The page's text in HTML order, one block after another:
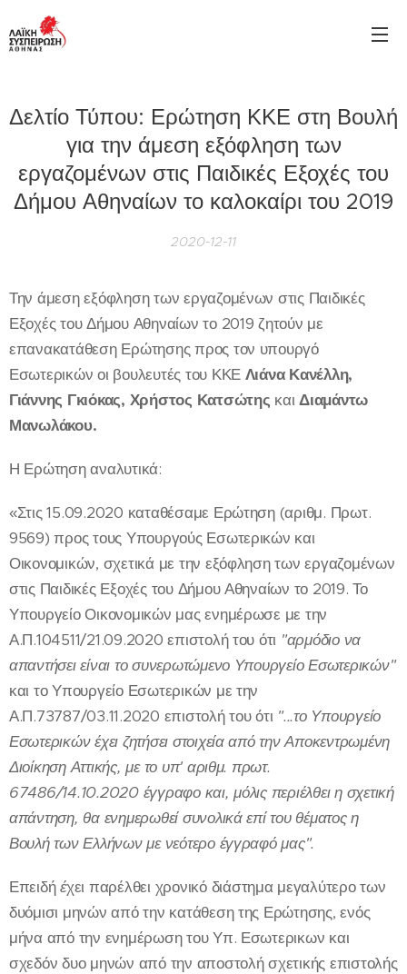
Δελτίο Τύπου: Ερώτηση ΚΚΕ στη Βουλή
για την άμεση εξόφληση των
εργαζομένων στις Παιδικές Εξοχές του
Δήμου Αθηναίων το καλοκαίρι του 2019
2020-12-11
Την άμεση εξόφληση των εργαζομένων στις Παιδικές
Εξοχές του Δήμου Αθηναίων το 2019 ζητούν με
επανακατάθεση Ερώτησης προς τον υπουργό
Εσωτερικών οι βουλευτές του ΚΚΕ Λιάνα Κανέλλη,
Γιάννης Γκιόκας, Χρήστος Κατσώτης καιΔιαμάντω
Μανωλάκου.
Η Ερώτηση αναλυτικά:
«Στις 15.09.2020 καταθέσαμε Ερώτηση (αριθμ. Πρωτ.
9569) προς τους Υπουργούς Εσωτερικών και
Οικονομικών, σχετικά με την εξόφληση των εργαζομένων
στις Παιδικές Εξοχές του Δήμου Αθηναίων το 2019. Το
Υπουργείο Οικονομικών μας ενημέρωσε με την
Α.Π.104511/21.09.2020 επιστολή του ότι "αρμόδιο να
απαντήσει είναι το συνερωτώμενο Υπουργείο Εσωτερικών"
και το Υπουργείο Εσωτερικών με την
Α.Π.73787/03.11.2020 επιστολή του ότι "...το Υπουργείο
Εσωτερικών έχει ζητήσει στοιχεία από την Αποκεντρωμένη
Διοίκηση Αττικής, με το υπ' αριθμ. πρωτ.
67486/14.10.2020 έγγραφο και, μόλις περιέλθει η σχετική
απάντηση, θα ενημερωθεί συνολικά επί του θέματος η
Βουλή των Ελλήνων με νεότερο έγγραφό μας".
Επειδήέχει παρέλθει χρονικό διάστημα μεγαλύτερο των
δυόμισι μηνών από την κατάθεση της Ερώτησης, ενός
μήνα από την ενημέρωση του Υπ. Εσωτερικων και
σχεδόν δυο μηνών από την αποστολή σχετικής επιστολής